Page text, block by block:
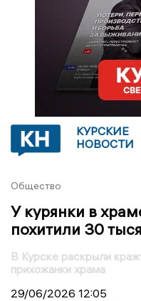
КУРСКИЕ
НОВОСТИ
Общество
У курянки в
похитили 30
В Курске раскрыли
прихожанки храма
29/06/2026 12:05